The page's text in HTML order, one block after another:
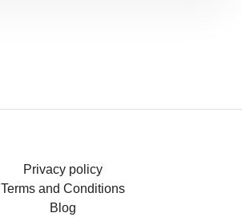
Privacy policy
Terms and Conditions
Blog